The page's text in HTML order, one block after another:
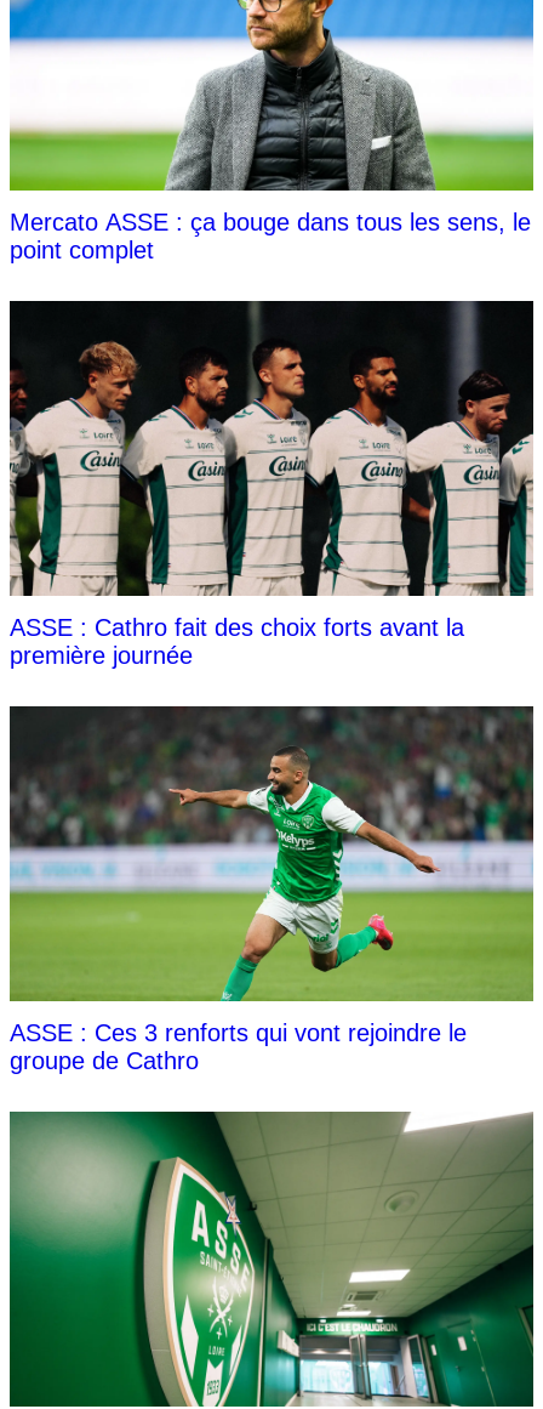
Mercato ASSE : ça bouge dans tous les sens, le
point complet
ASSE : Cathro fait des choix forts avant la
première journée
ASSE : Ces 3 renforts qui vont rejoindre le
groupe de Cathro